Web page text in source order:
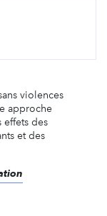
violences
approche
effets des
et des